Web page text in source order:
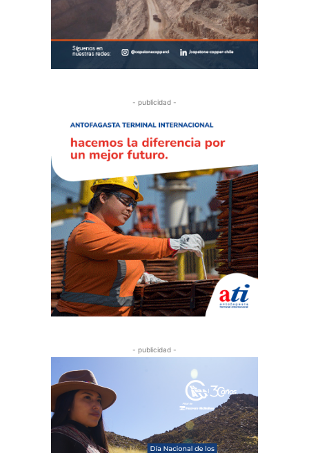
- publicidad -
- publicidad -